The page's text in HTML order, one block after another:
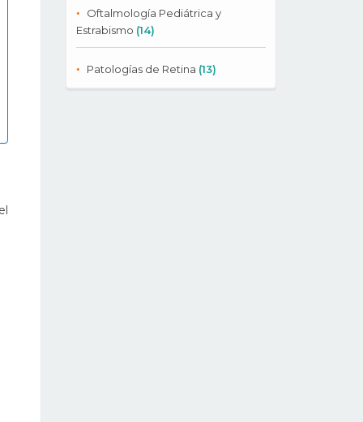
Oftalmología Pediátrica y
Estrabismo (14)
Patologías de Retina (13)